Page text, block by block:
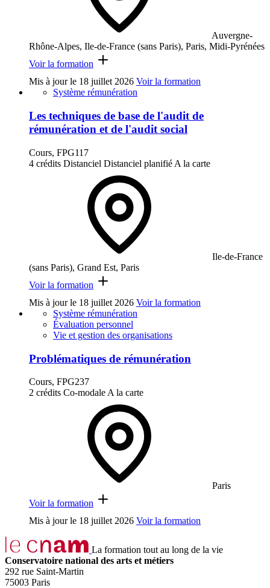
Auvergne-
Rhône-Alpes, Ile-de-France (sans Paris), Paris, Midi-Pyrénées
Voir la formation
Mis à jour le 18 juillet 2026 Voir la formation
Système rémunération
Les techniques de base de l'audit de
rémunération et de l'audit social
Cours, FPG117
4 crédits Distanciel Distanciel planifié A la carte
Ile-de-France
(sans Paris), Grand Est, Paris
Voir la formation
Mis à jour le 18 juillet 2026 Voir la formation
Système rémunération
Évaluation personnel
Vie et gestion des organisations
Problématiques de rémunération
Cours, FPG237
2 crédits Co-modale A la carte
Paris
Voir la formation
Mis à jour le 18 juillet 2026 Voir la formation
La formation tout au long de la vie
Conservatoire national des arts et métiers
292 rue Saint-Martin
75003 Paris